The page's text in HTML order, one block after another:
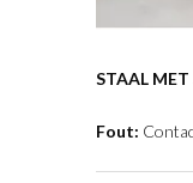
STAAL MET
Fout: